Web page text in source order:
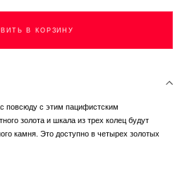
В КОРЗИНУ
повсюду с этим пацифистским
золота и шкала из трех колец будут
камня. Это доступно в четырех золотых